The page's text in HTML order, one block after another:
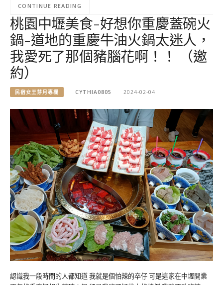
CONTINUE READING
桃園中壢美食-好想你重慶蓋碗火
鍋-道地的重慶牛油火鍋太迷人，
我愛死了那個豬腦花啊！！ （邀
約）
民宿女王芽月專欄 CYTHIA0805 2024-02-04
認識我一段時間的人都知道 我就是個怕辣的卒仔 可是這家在中壢開業